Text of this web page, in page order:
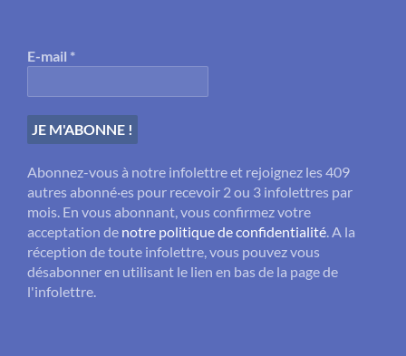
E-mail *
Abonnez-vous à notre infolettre et rejoignez les 409
autres abonné·es pour recevoir 2 ou 3 infolettres par
mois. En vous abonnant, vous confirmez votre
acceptation de notre politique de confidentialité. A la
réception de toute infolettre, vous pouvez vous
désabonner en utilisant le lien en bas de la page de
l'infolettre.